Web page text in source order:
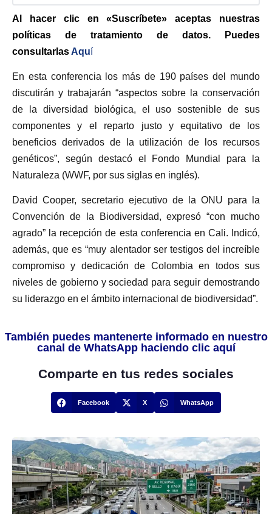
Al hacer clic en «Suscríbete» aceptas nuestras
políticas de tratamiento de datos. Puedes
consultarlas Aquí
En esta conferencia los más de 190 países del mundo
discutirán y trabajarán “aspectos sobre la conservación
de la diversidad biológica, el uso sostenible de sus
componentes y el reparto justo y equitativo de los
beneficios derivados de la utilización de los recursos
genéticos”, según destacó el Fondo Mundial para la
Naturaleza (WWF, por sus siglas en inglés).
David Cooper, secretario ejecutivo de la ONU para la
Convención de la Biodiversidad, expresó “con mucho
agrado” la recepción de esta conferencia en Cali. Indicó,
además, que es “muy alentador ser testigos del increíble
compromiso y dedicación de Colombia en todos sus
niveles de gobierno y sociedad para seguir demostrando
su liderazgo en el ámbito internacional de biodiversidad”.
También puedes mantenerte informado en nuestro
canal de WhatsApp haciendo clic aquí
Comparte en tus redes sociales
Facebook X WhatsApp